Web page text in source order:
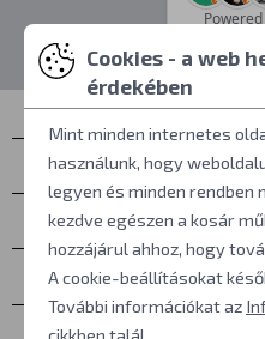
Névjegyek
Személyes átvétel
Mindent a
További információk
Cookies - a web
érdekében
Mint minden internetes
használunk, hogy
legyen és minden rendben
kezdve egészen a kosár
hozzájárul ahhoz, hogy
A cookie-beállításokat
További információkat az
cikkben talál.